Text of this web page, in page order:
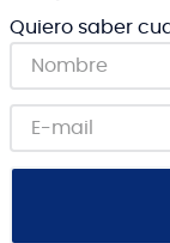
Quiero saber